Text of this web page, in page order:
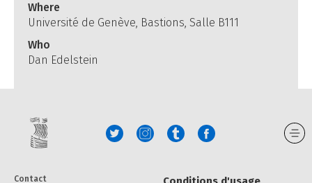
Where
Université de Genève, Bastions, Salle B111
Who
Dan Edelstein
Contact